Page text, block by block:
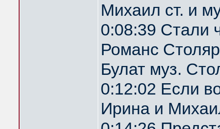
Михаил ст. и
0:08:39 Стали
Романс
Булат муз.
0:12:02 Если
Ирина и